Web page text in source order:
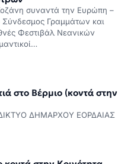
στο Βέρμιο (κοντά στην
ΔΗΜΑΡΧΟΥ ΕΟΡΔΑΙΑΣ
στην Κοινότητα
με συμμετοχή